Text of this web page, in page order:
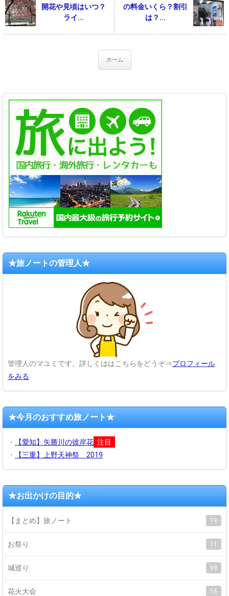
開花や見頃はいつ？
ライ...
の料金いくら？割引
は？...
ホーム
★旅ノートの管理人★
管理人のマユミです。詳しくははこちらをどうぞ⇒プロフィール
をみる
★今月のおすすめ旅ノート★
・ 【愛知】矢勝川の彼岸花 注目
・
【三重】上野天神祭 2019
★お出かけの目的★
【まとめ】旅ノート 19
お祭り 11
城巡り 69
花火大会 16